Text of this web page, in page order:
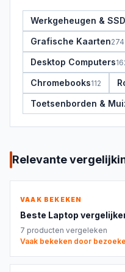
Werkgeheugen & SSD
Grafische Kaarten274
Desktop Computers
Chromebooks112
Toetsenborden &
Relevante
VAAK BEKEKEN
Beste Laptop
7 producten vergeleken
Vaak bekeken door